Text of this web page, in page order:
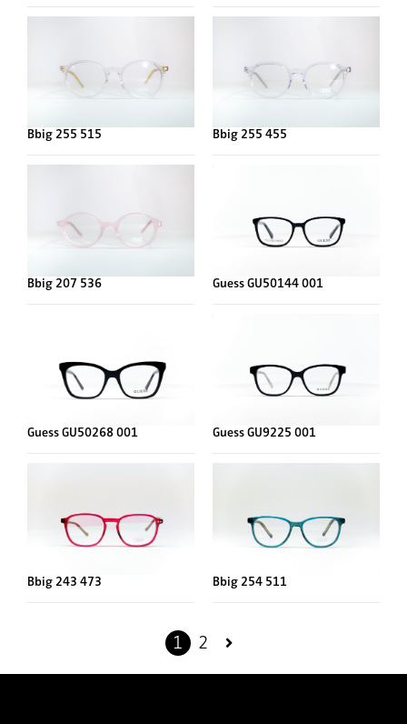
Bbig 255 515 Bbig 255 455
Bbig 207 536 Guess GU50144 001
Guess GU50268 001 Guess GU9225 001
Bbig 243 473 Bbig 254 511
paginering
Pagina
1 Pagina
2
Volgende